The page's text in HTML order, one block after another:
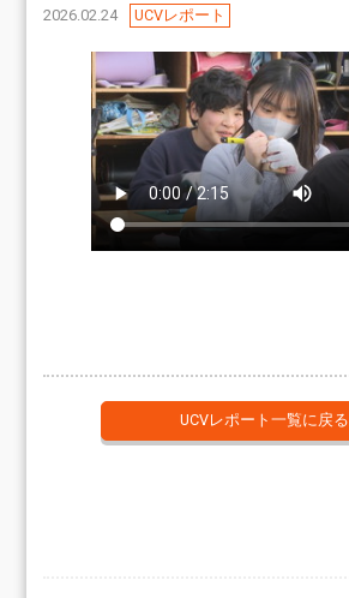
2026.02.24 UCVレポート
UCVレポート一覧に戻る